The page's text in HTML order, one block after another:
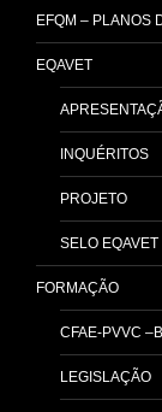
EFQM – PLANOS
EQAVET
INQUÉRITOS
PROJETO
SELO EQAVET
FORMAÇÃO
CFAE-PVVC
LEGISLAÇÃO